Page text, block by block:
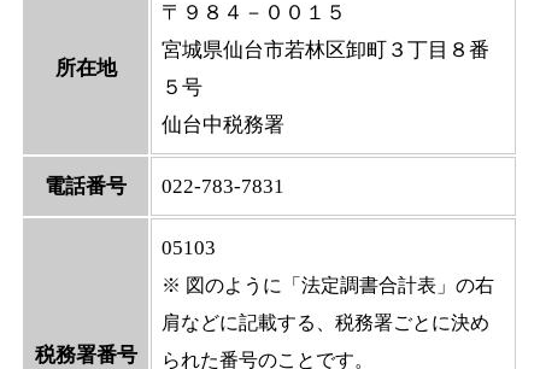
所在地
〒９８４－００１５
宮城県仙台市若林区卸町３丁目８番
５号
仙台中税務署
電話番号 022-783-7831
税務署番号
05103
※ 図のように「法定調書合計表」の右
肩などに記載する、税務署ごとに決め
られた番号のことです。